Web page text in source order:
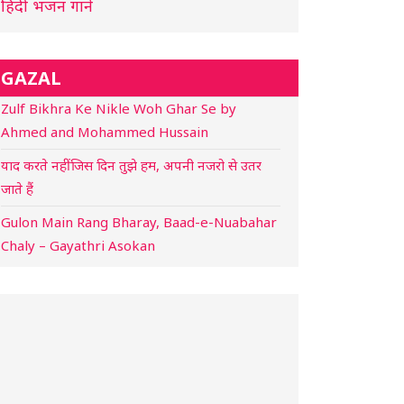
हिंदी भजन गाने
GAZAL
Zulf Bikhra Ke Nikle Woh Ghar Se by
Ahmed and Mohammed Hussain
याद करते नहीं जिस दिन तुझे हम, अपनी नजरो से उतर
जाते हैं
Gulon Main Rang Bharay, Baad-e-Nuabahar
Chaly – Gayathri Asokan